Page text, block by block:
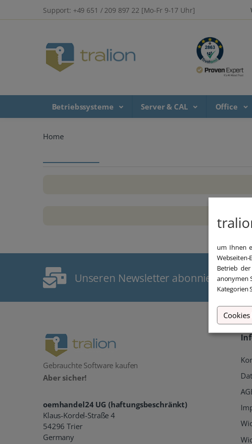
Support: +49 651 / 209 897 22 [Mo-Fr 9-17 Uhr]
Betriebssysteme Server & CAL Office
Home
Unseren Newsletter abonnieren
Gebrauchte Software kaufen
Aber sicher!
oemhandel24 UG (haftungsbeschränkt)
Klaus-Kordel-Straße 4
54296 Trier
Germany
um Ihnen
Betrieb
anonymen
Kategorien